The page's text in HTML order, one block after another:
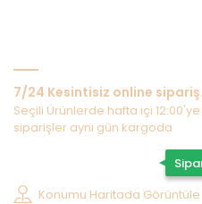
7/24 Kesintisiz online sipariş.
Seçili Ürünlerde hafta içi
siparişler aynı gün kargoda
Konumu Haritada Görüntüle